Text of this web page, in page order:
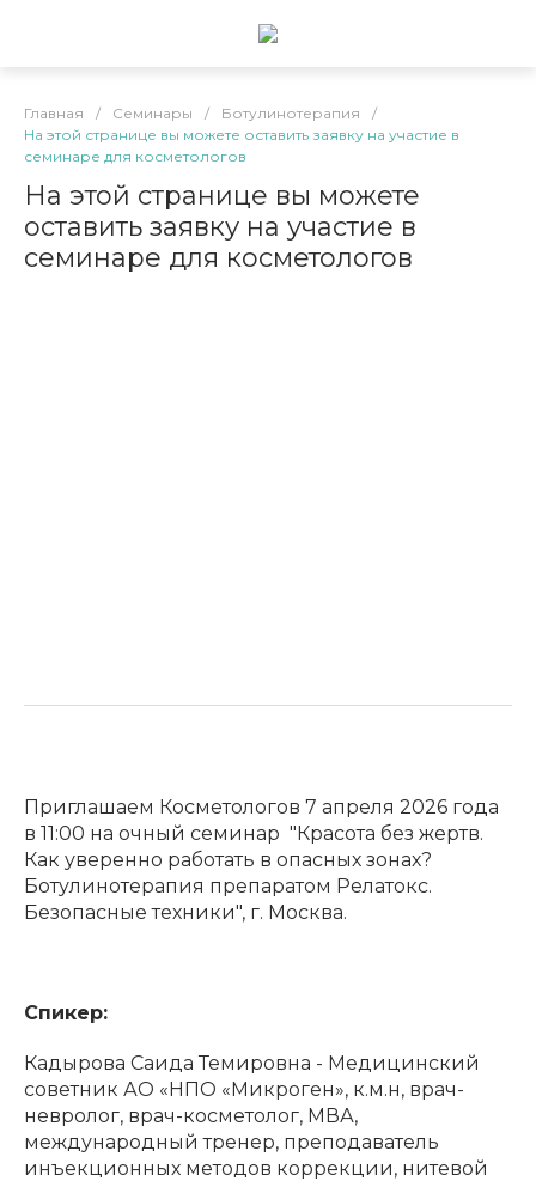
Главная / Семинары / Ботулинотерапия
/
На этой странице вы можете оставить заявку на участие в
семинаре для косметологов
На этой странице вы можете
оставить заявку на участие в
семинаре для косметологов
Приглашаем Косметологов 7 апреля 2026 года
в 11:00 на очный семинар "Красота без жертв.
Как уверенно работать в опасных зонах?
Ботулинотерапия препаратом Релатокс.
Безопасные техники", г. Москва.
Спикер:
Кадырова Саида Темировна - Медицинский
советник АО «НПО «Микроген», к.м.н, врач-
невролог, врач-косметолог, МВА,
международный тренер, преподаватель
инъекционных методов коррекции, нитевой